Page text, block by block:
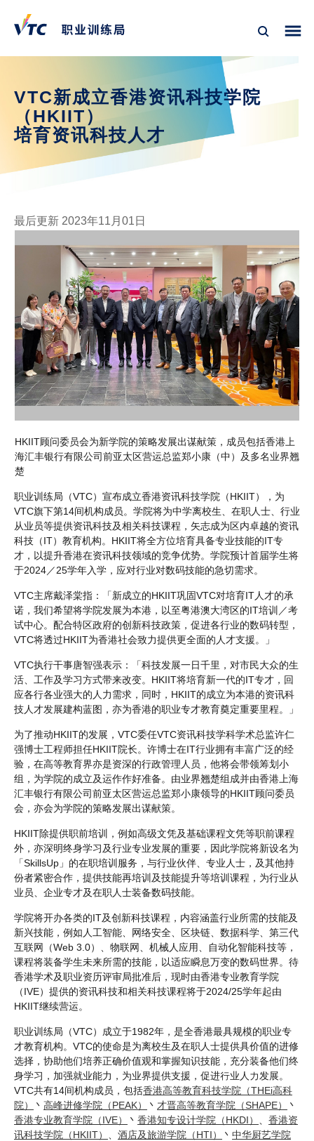
VTC新成立香港资讯科技学院
（HKIIT）
培育资讯科技人才
最后更新 2023年11月01日
HKIIT顾问委员会为新学院的策略发展出谋献策，成员包括香港上
海汇丰银行有限公司前亚太区营运总监郑小康（中）及多名业界翘
楚
职业训练局（VTC）宣布成立香港资讯科技学院（HKIIT），为
VTC旗下第14间机构成员。学院将为中学离校生、在职人士、行业
从业员等提供资讯科技及相关科技课程，矢志成为区内卓越的资讯
科技（IT）教育机构。HKIIT将全方位培育具备专业技能的IT专
才，以提升香港在资讯科技领域的竞争优势。学院预计首届学生将
于2024／25学年入学，应对行业对数码技能的急切需求。
VTC主席戴泽棠指：「新成立的HKIIT巩固VTC对培育IT人才的承
诺，我们希望将学院发展为本港，以至粤港澳大湾区的IT培训／考
试中心。配合特区政府的创新科技政策，促进各行业的数码转型，
VTC将透过HKIIT为香港社会致力提供更全面的人才支援。」
VTC执行干事唐智强表示：「科技发展一日千里，对市民大众的生
活、工作及学习方式带来改变。HKIIT将培育新一代的IT专才，回
应各行各业强大的人力需求，同时，HKIIT的成立为本港的资讯科
技人才发展建构蓝图，亦为香港的职业专才教育奠定重要里程。」
为了推动HKIIT的发展，VTC委任VTC资讯科技学科学术总监许仁
强博士工程师担任HKIIT院长。许博士在IT行业拥有丰富广泛的经
验，在高等教育界亦是资深的行政管理人员，他将会带领筹划小
组，为学院的成立及运作作好准备。由业界翘楚组成并由香港上海
汇丰银行有限公司前亚太区营运总监郑小康领导的HKIIT顾问委员
会，亦会为学院的策略发展出谋献策。
HKIIT除提供职前培训，例如高级文凭及基础课程文凭等职前课程
外，亦深明终身学习及行业专业发展的重要，因此学院将新设名为
「SkillsUp」的在职培训服务，与行业伙伴、专业人士，及其他持
份者紧密合作，提供技能再培训及技能提升等培训课程，为行业从
业员、企业专才及在职人士装备数码技能。
学院将开办各类的IT及创新科技课程，内容涵盖行业所需的技能及
新兴技能，例如人工智能、网络安全、区块链、数据科学、第三代
互联网（Web 3.0）、物联网、机械人应用、自动化智能科技等，
课程将装备学生未来所需的技能，以适应瞬息万变的数码世界。待
香港学术及职业资历评审局批准后，现时由香港专业教育学院
（IVE）提供的资讯科技和相关科技课程将于2024/25学年起由
HKIIT继续营运。
职业训练局（VTC）成立于1982年，是全香港最具规模的职业专
才教育机构。VTC的使命是为离校生及在职人士提供具价值的进修
选择，协助他们培养正确价值观和掌握知识技能，充分装备他们终
身学习，加强就业能力，为业界提供支援，促进行业人力发展。
VTC共有14间机构成员，包括香港高等教育科技学院（THEi高科
院）
丶 高峰进修学院（PEAK） 丶 才晋高等教育学院（SHAPE）
丶
香港专业教育学院（IVE）
丶 香港知专设计学院（HKDI）
香港资
讯科技学院（HKIIT）
酒店及旅游学院（HTI） 丶 中华厨艺学院